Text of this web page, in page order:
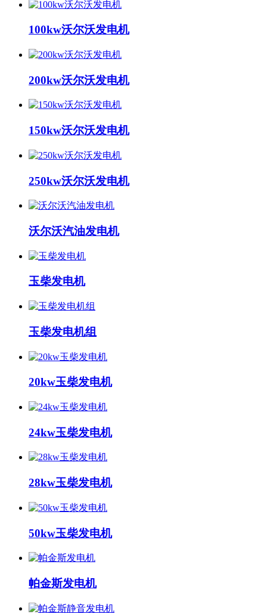
100kw沃尔沃发电机
200kw沃尔沃发电机
150kw沃尔沃发电机
250kw沃尔沃发电机
沃尔沃汽油发电机
玉柴发电机
玉柴发电机组
20kw玉柴发电机
24kw玉柴发电机
28kw玉柴发电机
50kw玉柴发电机
帕金斯发电机